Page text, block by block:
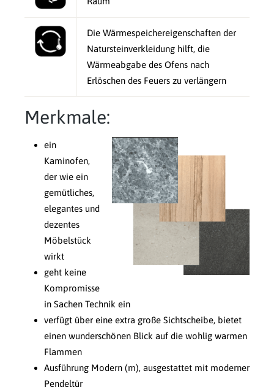
Die Wärmespeichereigenschaften der
Natursteinverkleidung hilft, die
Wärmeabgabe des Ofens nach
Erlöschen des Feuers zu verlängern
Merkmale:
ein
Kaminofen,
der wie ein
gemütliches,
elegantes und
dezentes
Möbelstück
wirkt
geht keine
Kompromisse
in Sachen Technik ein
verfügt über eine extra große Sichtscheibe, bietet
einen wunderschönen Blick auf die wohlig warmen
Flammen
Ausführung Modern (m), ausgestattet mit moderner
Pendeltür